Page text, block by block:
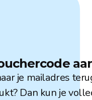
je mailadres
Dan kun je